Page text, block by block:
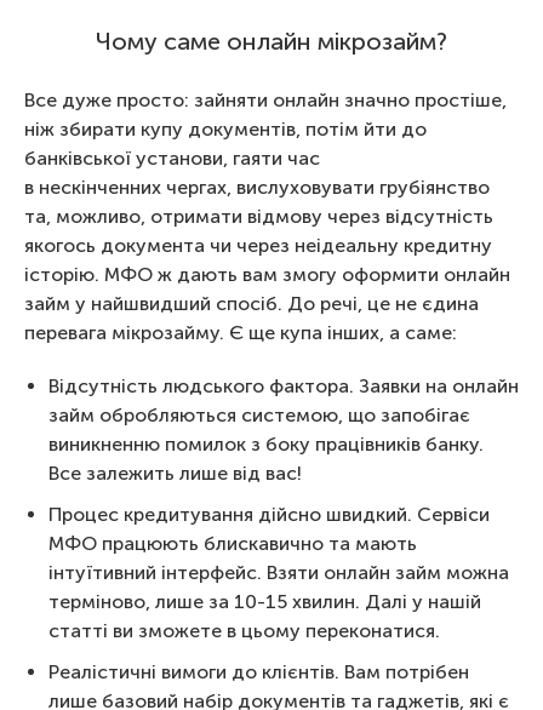
Чому саме онлайн мікрозайм?
Все дуже просто: зайняти онлайн значно простіше,
ніж збирати купу документів, потім йти до
банківської установи, гаяти час
в нескінченних чергах, вислуховувати грубіянство
та, можливо, отримати відмову через відсутність
якогось документа чи через неідеальну кредитну
історію. МФО ж дають вам змогу оформити онлайн
займ у найшвидший спосіб. До речі, це не єдина
перевага мікрозайму. Є ще купа інших, а саме:
Відсутність людського фактора. Заявки на онлайн
займ обробляються системою, що запобігає
виникненню помилок з боку працівників банку.
Все залежить лише від вас!
Процес кредитування дійсно швидкий. Сервіси
МФО працюють блискавично та мають
інтуїтивний інтерфейс. Взяти онлайн займ можна
терміново, лише за 10-15 хвилин. Далі у нашій
статті ви зможете в цьому переконатися.
Реалістичні вимоги до клієнтів. Вам потрібен
лише базовий набір документів та гаджетів, які є